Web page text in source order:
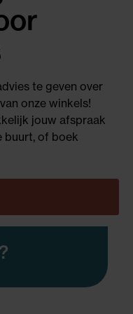
te geven over
onze winkels!
jouw afspraak
buurt, of boek